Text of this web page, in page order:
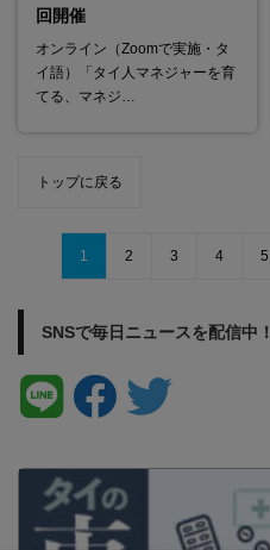
回開催
オンライン（Zoomで実施・タ
イ語）「タイ人マネジャーを育
てる、マネジ…
トップに戻る
1 2 3 4 5
SNSで毎日ニュースを配信中！